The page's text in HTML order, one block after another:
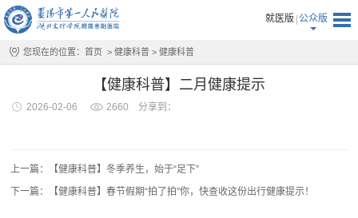
就医版 公众版
您现在的位置： 首页> 健康科普> 健康科普
【健康科普】二月健康提示
2026-02-06 2660 分享到：
上一篇：【健康科普】冬季养生，始于“足下”
下一篇：【健康科普】春节假期“拍了拍”你，快查收这份出行健康提示！